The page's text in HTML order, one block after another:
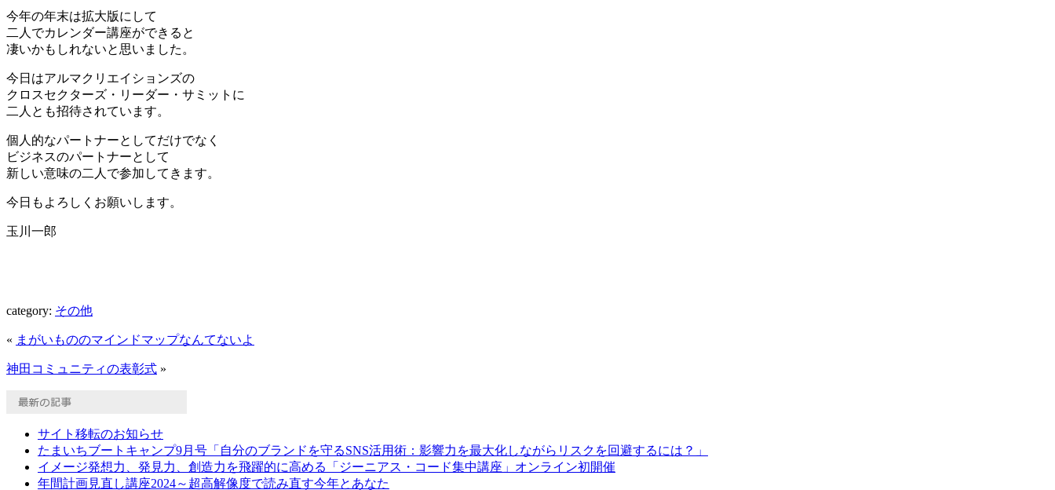
今年の年末は拡大版にして
二人でカレンダー講座ができると
凄いかもしれないと思いました。
今日はアルマクリエイションズの
クロスセクターズ・リーダー・サミットに
二人とも招待されています。
個人的なパートナーとしてだけでなく
ビジネスのパートナーとして
新しい意味の二人で参加してきます。
今日もよろしくお願いします。
玉川一郎
category: その他
« まがいもののマインドマップなんてないよ
神田コミュニティの表彰式 »
サイト移転のお知らせ
たまいちブートキャンプ9月号「自分のブランドを守るSNS活用術：影響力を最大化しながらリスクを回避するには？」
イメージ発想力、発見力、創造力を飛躍的に高める「ジーニアス・コード集中講座」オンライン初開催
年間計画見直し講座2024～超高解像度で読み直す今年とあなた